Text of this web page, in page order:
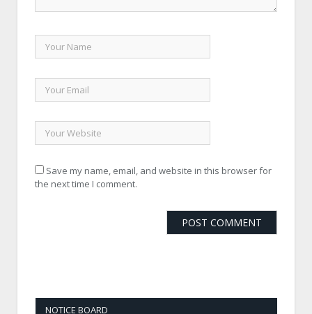
Save my name, email, and website in this browser for
the next time I comment.
NOTICE BOARD